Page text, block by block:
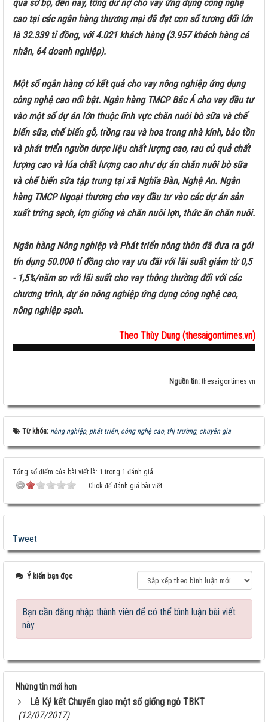
quả sơ bộ, đến nay, tổng dư nợ cho vay ứng dụng công nghệ
cao tại các ngân hàng thương mại đã đạt con số tương đối lớn
là 32.339 tỉ đồng, với 4.021 khách hàng (3.957 khách hàng cá
nhân, 64 doanh nghiệp).
Một số ngân hàng có kết quả cho vay nông nghiệp ứng dụng
công nghệ cao nổi bật. Ngân hàng TMCP Bắc Á cho vay đầu tư
vào một số dự án lớn thuộc lĩnh vực chăn nuôi bò sữa và chế
biến sữa, chế biến gỗ, trồng rau và hoa trong nhà kính, bảo tồn
và phát triển nguồn dược liệu chất lượng cao, rau củ quả chất
lượng cao và lúa chất lượng cao như dự án chăn nuôi bò sữa
và chế biến sữa tập trung tại xã Nghĩa Đàn, Nghệ An. Ngân
hàng TMCP Ngoại thương cho vay đầu tư vào các dự án sản
xuất trứng sạch, lợn giống và chăn nuôi lợn, thức ăn chăn nuôi.
Ngân hàng Nông nghiệp và Phát triển nông thôn đã đưa ra gói
tín dụng 50.000 tỉ đồng cho vay ưu đãi với lãi suất giảm từ 0,5
- 1,5%/năm so với lãi suất cho vay thông thường đối với các
chương trình, dự án nông nghiệp ứng dụng công nghệ cao,
nông nghiệp sạch.
Theo Thùy Dung (thesaigontimes.vn)
Nguồn tin: thesaigontimes.vn
Từ khóa: nông nghiệp, phát triển, công nghệ cao, thị trường, chuyên gia
Tổng số điểm của bài viết là: 1 trong 1 đánh giá
Click để đánh giá bài viết
Tweet
Ý kiến bạn đọc
Bạn cần đăng nhập thành viên để có thể bình luận bài viết
này
Những tin mới hơn
Lễ Ký kết Chuyển giao một số giống ngô TBKT
(12/07/2017)